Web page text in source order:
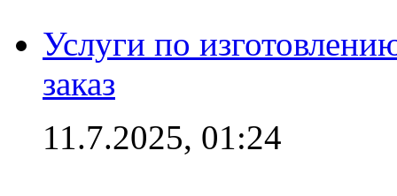
Услуги по
заказ
11.7.2025, 01:24